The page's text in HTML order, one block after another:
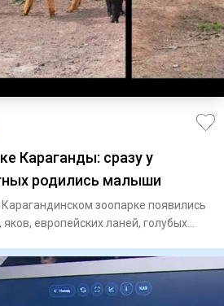
Караганды: сразу у
родились малыши
зоопарке появились
европейских ланей, голубых